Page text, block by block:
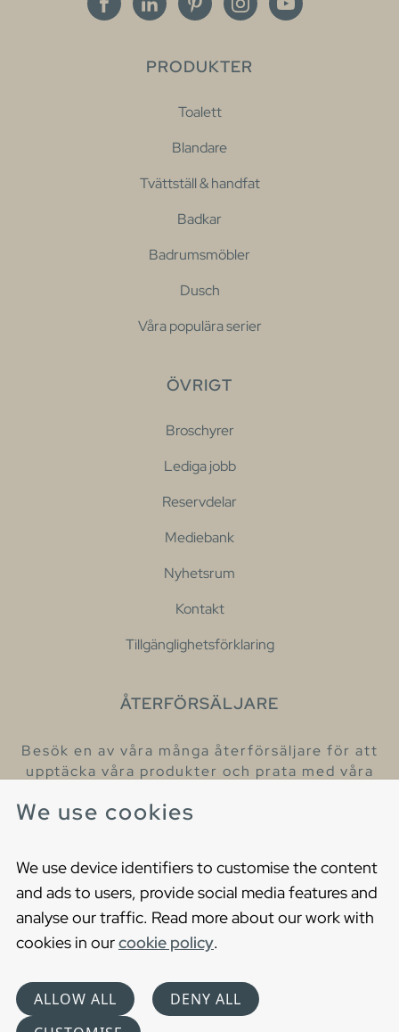
We use cookies
We use device identifiers to customise the content
and ads to users, provide social media features and
analyse our traffic. Read more about our work with
cookies in ourcookie policy.
ALLOW ALL
DENY ALL
PRODUKTER
Toalett
Blandare
Tvättställ & handfat
Badkar
Badrumsmöbler
Dusch
Våra populära serier
ÖVRIGT
Broschyrer
Lediga jobb
Reservdelar
Mediebank
Nyhetsrum
Kontakt
Tillgänglighetsförklaring
ÅTERFÖRSÄLJARE
Besök en av våra många återförsäljare för att
upptäcka våra produkter och prata med våra
Cookies
Privacy statement
Choose language